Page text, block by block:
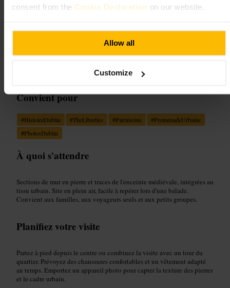
consent from the Cookie Declaration on our website.
Allow all
Customize
“Vestiges médiévaux au cœur des Liberties”
Convient pour
#HistoireDublin #TheLiberties #Patrimoine #PromenadeUrbaine
#PhotosDublin
À quoi s'attendre
Sections de mur en pierre et traces de l'enceinte médiévale, intégrées au
tissu urbain. Site en plein air, facile à repérer lors d'une balade.
Convient aux familles, aux voyageurs seuls et aux petits groupes.
Planifiez votre visite
Partez à pied depuis le centre ou combinez la visite avec un tour du
quartier. Prévoyez des chaussures confortables et un vêtement adapté
au temps. Emportez un appareil photo pour capter la texture des pierres
et le cadre urbain.